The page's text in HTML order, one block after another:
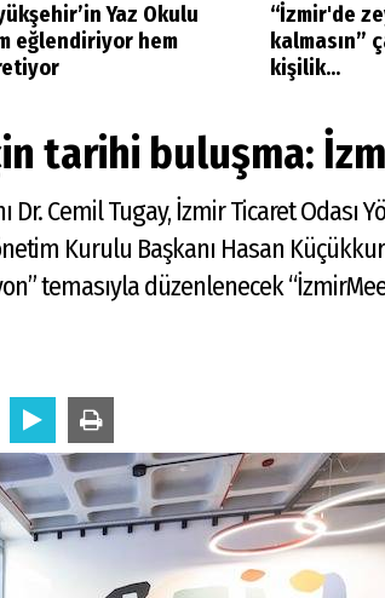
Yaz Okulu
eğlendiriyor hem
“İzmir'de
kalmasın”
kişilik...
tarihi buluşma:
Dr. Cemil Tugay, İzmir Ticaret Odası
Kurulu Başkanı Hasan
temasıyla düzenlenecek